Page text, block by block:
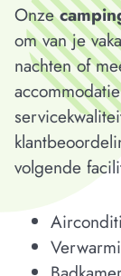
Onze
om van je
nachten of
volgende